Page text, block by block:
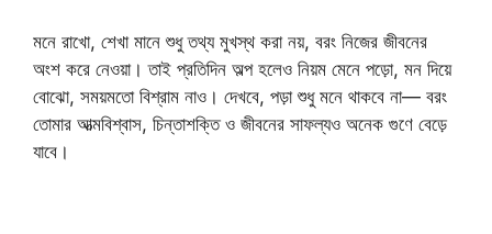
মনে রাখো, শেখা মানে শুধু তথ্য মুখস্থ করা নয়, বরং নিজের জীবনের
অংশ করে নেওয়া। তাই প্রতিদিন অল্প হলেও নিয়ম মেনে পড়ো, মন দিয়ে
বোঝো, সময়মতো বিশ্রাম নাও। দেখবে, পড়া শুধু মনে থাকবে না— বরং
তোমার আত্মবিশ্বাস, চিন্তাশক্তি ও জীবনের সাফল্যও অনেক গুণে বেড়ে
যাবে।